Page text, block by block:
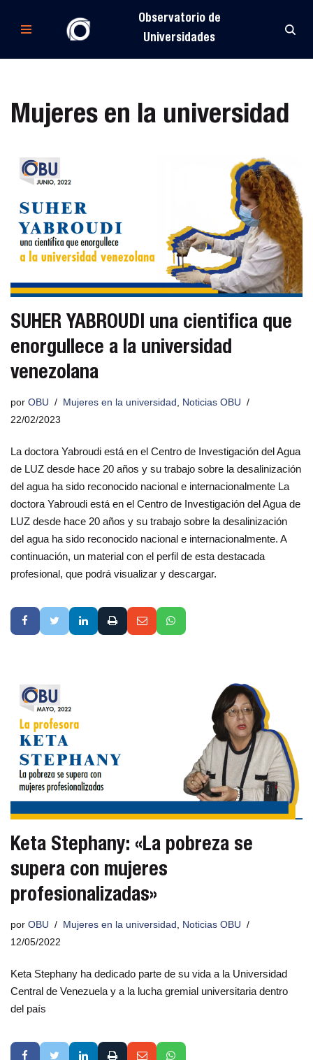
Observatorio de
Universidades
Mujeres en la universidad
SUHER YABROUDI una cientifica que
enorgullece a la universidad
venezolana
por OBU Mujeres en la universidad
Noticias OBU
22/02/2023
La doctora Yabroudi está en el Centro de Investigación del Agua
de LUZ desde hace 20 años y su trabajo sobre la desalinización
del agua ha sido reconocido nacional e internacionalmente La
doctora Yabroudi está en el Centro de Investigación del Agua de
LUZ desde hace 20 años y su trabajo sobre la desalinización
del agua ha sido reconocido nacional e internacionalmente. A
continuación, un material con el perfil de esta destacada
profesional, que podrá visualizar y descargar.
Keta Stephany: «La pobreza se
supera con mujeres
profesionalizadas»
por OBU Mujeres en la universidad
Noticias OBU
12/05/2022
Keta Stephany ha dedicado parte de su vida a la Universidad
Central de Venezuela y a la lucha gremial universitaria dentro
del país